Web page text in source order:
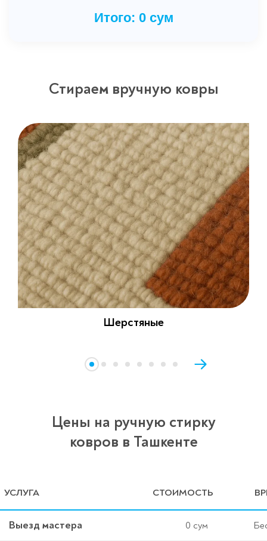
Итого: 0сум
Стираем вручную ковры
Шерстяные
Цены на ручную стирку
ковров в Ташкенте
УСЛУГА СТОИМОСТЬ
Выезд мастера 0 сум